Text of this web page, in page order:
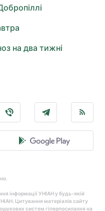
на два тижні
інформації УНІАН у будь-якій
Цитування матеріалів сайту
систем гіперпосилання на